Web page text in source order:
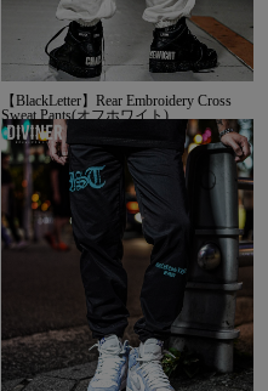
【BlackLetter】Rear Embroidery Cross
Sweat Pants(オフホワイト)